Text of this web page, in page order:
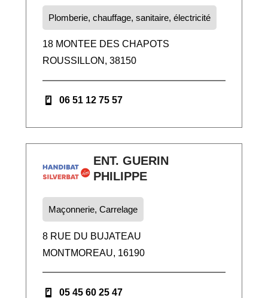
Plomberie, chauffage, sanitaire, électricité
18 MONTEE DES CHAPOTS
ROUSSILLON, 38150
06 51 12 75 57
ENT. GUERIN
PHILIPPE
Maçonnerie, Carrelage
8 RUE DU BUJATEAU
MONTMOREAU, 16190
05 45 60 25 47